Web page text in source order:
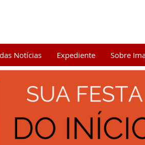
Notícias Expediente Sobre